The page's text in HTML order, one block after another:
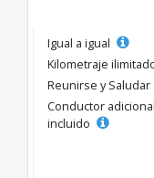
Igual a igual
Kilometraje
Reunirse y Saludar
Conductor adicional
incluido